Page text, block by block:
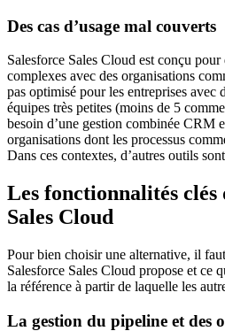
Des cas d’usage mal couverts
Salesforce Sales Cloud est conçu
complexes avec des organisations
pas optimisé pour les entreprises avec
équipes très petites (moins de 5
besoin d’une gestion combinée CRM
organisations dont les processus
Dans ces contextes, d’autres outils
Les fonctionnalités clés
Sales Cloud
Pour bien choisir une alternative, il
Salesforce Sales Cloud propose et ce
la référence à partir de laquelle les
La gestion du pipeline et des